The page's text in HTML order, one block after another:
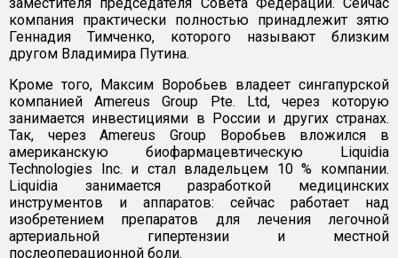
компания практически полностью принадлежит зятю
Геннадия Тимченко, которого называют близким
другом Владимира Путина.
Кроме того, Максим Воробьев владеет сингапурской
компанией Amereus Group Pte. Ltd, через которую
занимается инвестициями в России и других странах.
Так, через Amereus Group Воробьев вложился в
американскую биофармацевтическую Liquidia
Technologies Inc. и стал владельцем 10 % компании.
Liquidia занимается разработкой медицинских
инструментов и аппаратов: сейчас работает над
изобретением препаратов для лечения легочной
артериальной гипертензии и местной
послеоперационной боли.